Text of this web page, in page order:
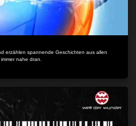
erzählen spannende Geschichten aus allen
nahe dran.